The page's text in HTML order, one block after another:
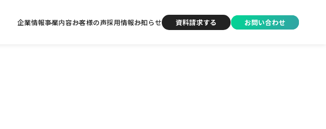
企業情報事業内容お客様の声採用情報お知らせ 資料請求する お問い合わせ